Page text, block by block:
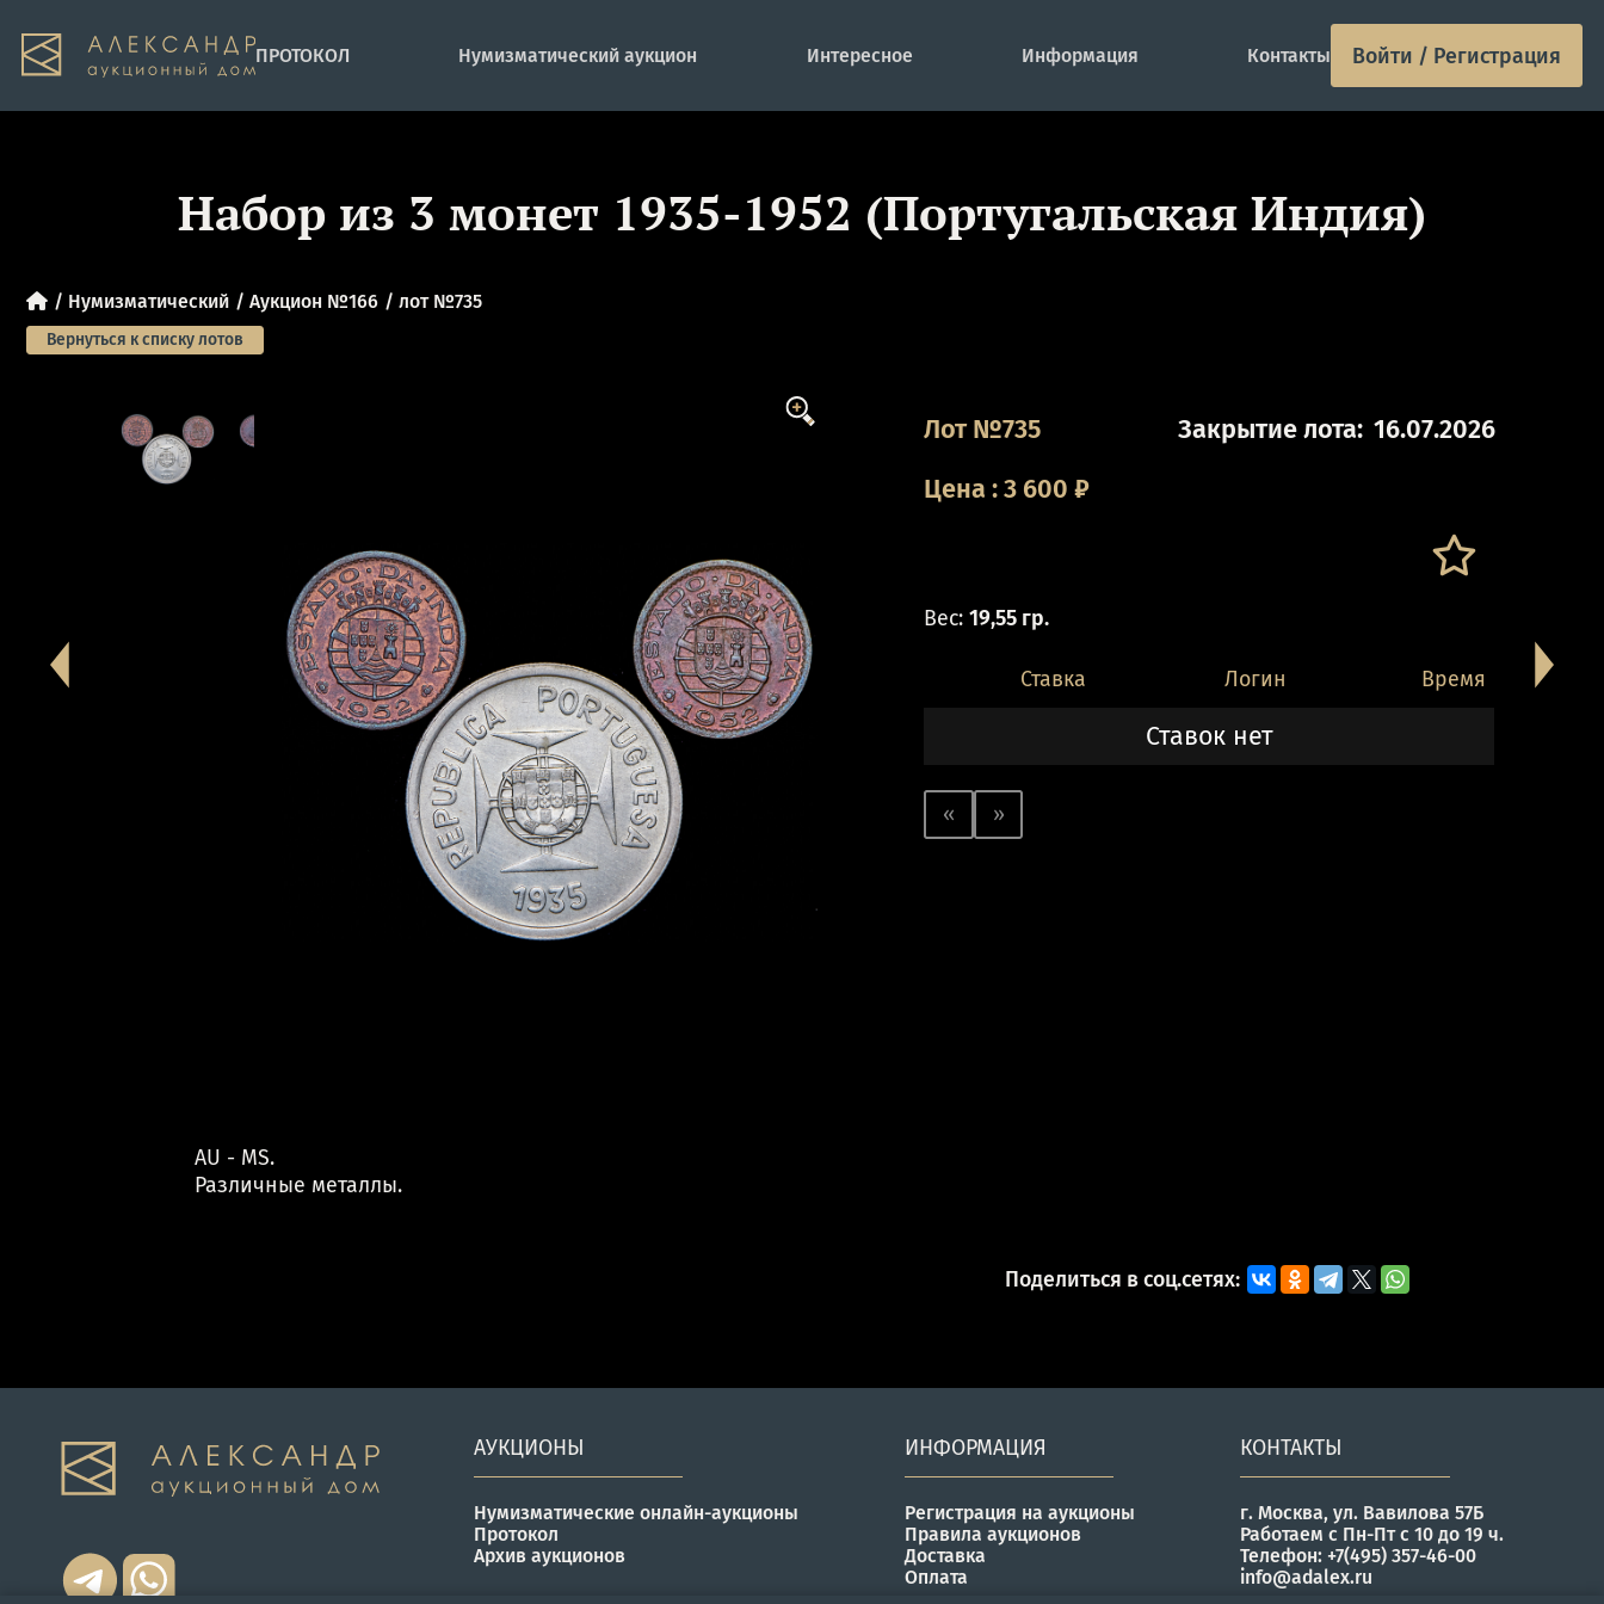
ПРОТОКОЛ Нумизматический аукцион Интересное Информация Контакты Войти / Регистрация
Набор из 3 монет 1935-1952 (Португальская Индия)
Нумизматический Аукцион №166 лот №735
Вернуться к списку лотов
Лот №735 Закрытие лота: 16.07.2026
Цена:3 600 ₽
Вес: 19,55 гр.
Ставка Логин Время
Ставок нет
« »
AU - MS.
Различные металлы.
Поделиться в соц.сетях:
АУКЦИОНЫ
Нумизматические онлайн-аукционы
Протокол
Архив аукционов
ИНФОРМАЦИЯ
Регистрация на аукционы
Правила аукционов
Доставка
Оплата
КОНТАКТЫ
г. Москва, ул. Вавилова 57Б
Работаем с Пн-Пт с 10 до 19 ч.
Телефон: +7(495) 357-46-00
info@adalex.ru